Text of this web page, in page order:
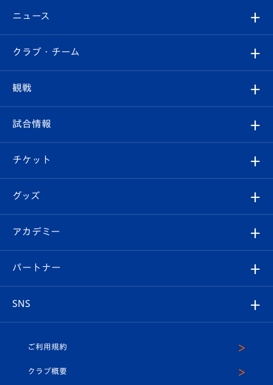
ニュース
すべて
クラブ
試合情報
チケット
イベント
メディア
ホームタウン
クラブ・チーム
クラブ概要
エンブレム紹介
スタッフプロフィール
マスコット紹介
観戦
観戦ルール
はじめての観戦ガイド
Revive Team
ヴィヴィくんの長崎おもてなしガイド
試合情報
試合日程/結果
フォトギャラリー
スタジアムグルメ
チケット
チケット
V-LOVERS（ファンクラブ）
プレイヤーズスイート
グッズ
オンラインショップ
店舗情報
アカデミー
育成からのお知らせ
U-18
パートナー
SNS
ヴィヴィくんインスタグラム
ご利用規約
クラブ概要